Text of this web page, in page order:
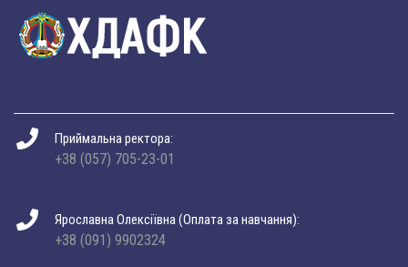
Приймальна ректора:
+38 (057) 705-23-01
Ярославна Олексіївна (Оплата за навчання):
+38 (091) 9902324